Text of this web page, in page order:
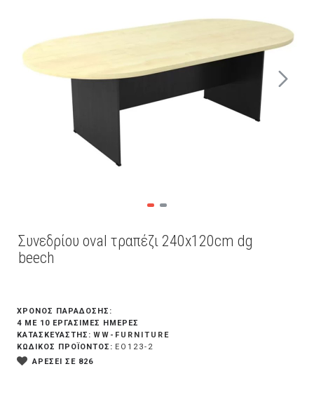
Συνεδρίου oval τραπέζι 240x120cm dg
beech
ΧΡΟΝΟΣ ΠΑΡΑΔΟΣΗΣ:
4 ΜΕ 10 ΕΡΓΆΣΙΜΕΣ ΗΜΈΡΕΣ
ΚΑΤΑΣΚΕΥΑΣΤΗΣ: WW-FURNITURE
ΚΩΔΙΚΟΣ ΠΡΟΪΟΝΤΟΣ: EO123-2
ΑΡΕΣΕΙ ΣΕ 826